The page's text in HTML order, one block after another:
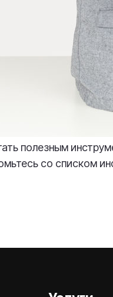
полезным
со списком